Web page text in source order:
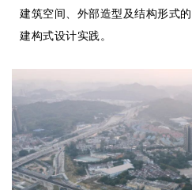
建筑空间、外部造型及结构形式
建构式设计实践。